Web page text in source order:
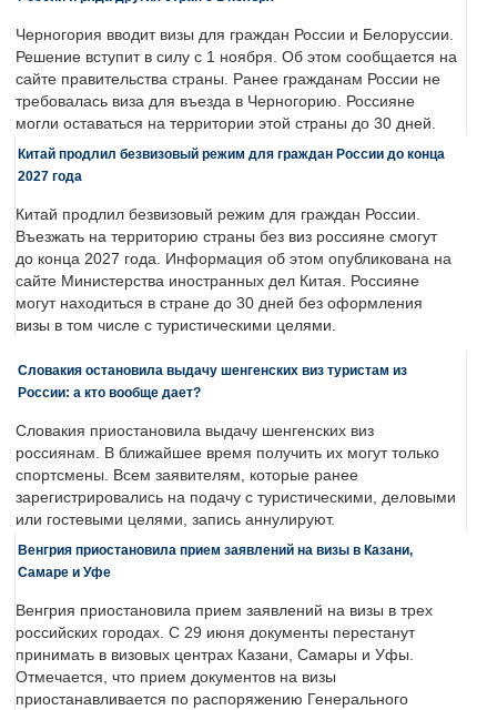
Черногория вводит визы для граждан России и Белоруссии.
Решение вступит в силу с 1 ноября. Об этом сообщается на
сайте правительства страны. Ранее гражданам России не
требовалась виза для въезда в Черногорию. Россияне
могли оставаться на территории этой страны до 30 дней.
Китай продлил безвизовый режим для граждан России до конца
2027 года
Китай продлил безвизовый режим для граждан России.
Въезжать на территорию страны без виз россияне смогут
до конца 2027 года. Информация об этом опубликована на
сайте Министерства иностранных дел Китая. Россияне
могут находиться в стране до 30 дней без оформления
визы в том числе с туристическими целями.
Словакия остановила выдачу шенгенских виз туристам из
России: а кто вообще дает?
Словакия приостановила выдачу шенгенских виз
россиянам. В ближайшее время получить их могут только
спортсмены. Всем заявителям, которые ранее
зарегистрировались на подачу с туристическими, деловыми
или гостевыми целями, запись аннулируют.
Венгрия приостановила прием заявлений на визы в Казани,
Самаре и Уфе
Венгрия приостановила прием заявлений на визы в трех
российских городах. С 29 июня документы перестанут
принимать в визовых центрах Казани, Самары и Уфы.
Отмечается, что прием документов на визы
приостанавливается по распоряжению Генерального